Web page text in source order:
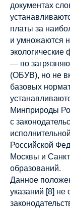
документах
платы за
и умножаются
экологические
— по
(ОБУВ), но не
базовых
Минприроды
с
Российской
Москвы и
образований.
Данное
указаний [8] не